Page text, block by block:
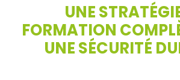
UNE
FORMATION
UNE SÉCURITÉ